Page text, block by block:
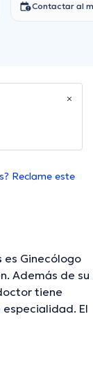
Contactar al
Reclame este
es Ginecólogo
Además de su
tiene
El